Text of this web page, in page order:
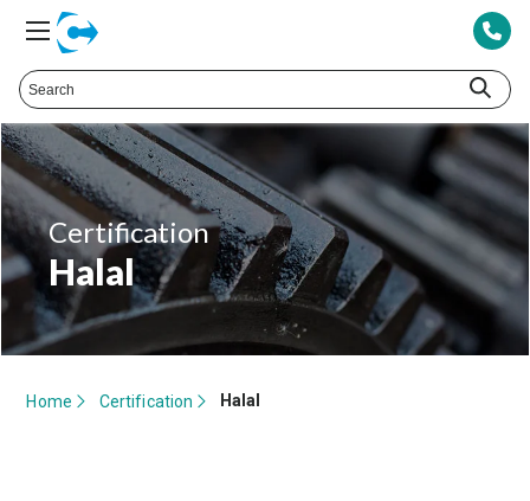
Certification
Halal
Home Certification Halal